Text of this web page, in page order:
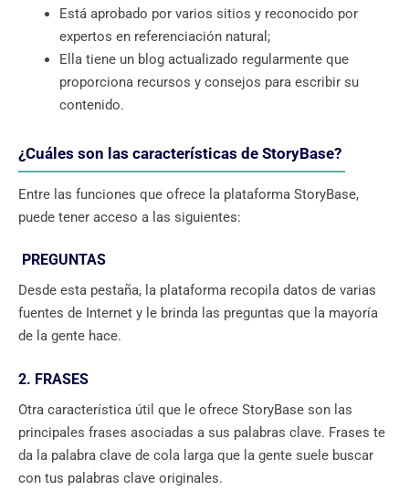
Está aprobado por varios sitios y reconocido por
expertos en referenciación natural;
Ella tiene un blog actualizado regularmente que
proporciona recursos y consejos para escribir su
contenido.
¿Cuáles son las características de StoryBase?
Entre las funciones que ofrece la plataforma StoryBase,
puede tener acceso a las siguientes:
PREGUNTAS
Desde esta pestaña, la plataforma recopila datos de varias
fuentes de Internet y le brinda las preguntas que la mayoría
de la gente hace.
2. FRASES
Otra característica útil que le ofrece StoryBase son las
principales frases asociadas a sus palabras clave. Frases te
da la palabra clave de cola larga que la gente suele buscar
con tus palabras clave originales.